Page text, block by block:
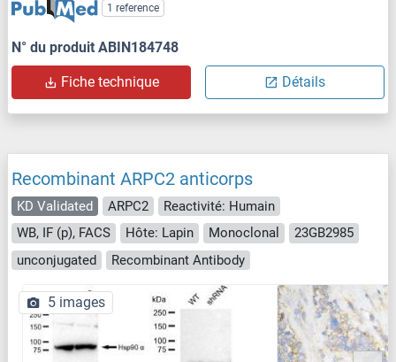
1 reference
N° du produit ABIN184748
Fiche technique Détails
Recombinant ARPC2 anticorps
KD Validated ARPC2
Reactivité: Humain
WB, IF (p), FACS
Hôte: Lapin Monoclonal
23GB2985
unconjugated
Recombinant Antibody
5 images